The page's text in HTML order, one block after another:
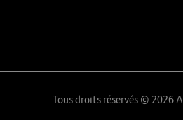
Tous droits réservés © 2026